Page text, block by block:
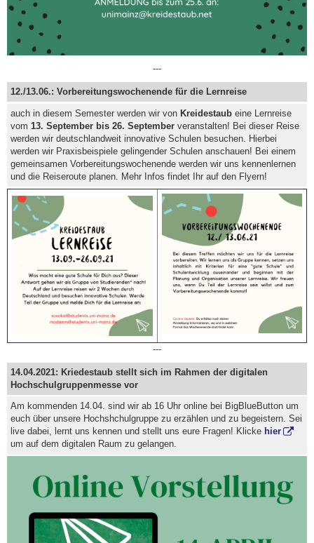
---
12./13.06.: Vorbereitungswochenende für die Lernreise
auch in diesem Semester werden wir von Kreidestaub eine Lernreise
vom 13. September bis 26. September veranstalten! Bei dieser Reise
werden wir deutschlandweit innovative Schulen besuchen. Hierbei
werden wir Praxisbeispiele gelingender Schulen anschauen! Bei einem
gemeinsamen Vorbereitungswochenende werden wir uns kennenlernen
und die Reiseroute planen. Mehr Infos findet Ihr auf den Flyern!
---
14.04.2021: Kriedestaub stellt sich im Rahmen der digitalen
Hochschulgruppenmesse vor
Am kommenden 14.04. sind wir ab 16 Uhr online bei BigBlueButton um
euch über unsere Hochshchulgruppe zu erzählen und zu begeistern. Sei
live dabei, lernt uns kennen und stellt uns eure Fragen! Klicke hier
um auf dem digitalen Raum zu gelangen.